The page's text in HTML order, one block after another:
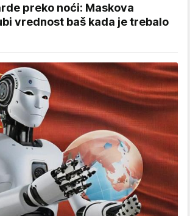
preko noći: Maskova
vrednost baš kada je trebalo